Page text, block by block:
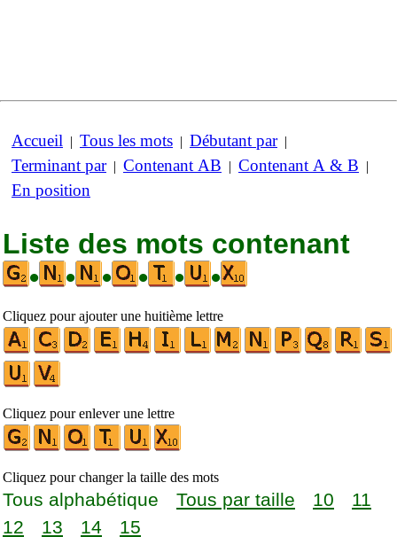
Accueil | Tous les mots | Débutant par|
Terminant par| Contenant AB | Contenant A & B |
En position
Liste des mots contenant
•
• • • • •
Cliquez pour ajouter une huitième lettre
Cliquez pour enlever une lettre
Cliquez pour changer la taille des mots
Tous alphabétique Tous par taille 10
11
12
13 14 15